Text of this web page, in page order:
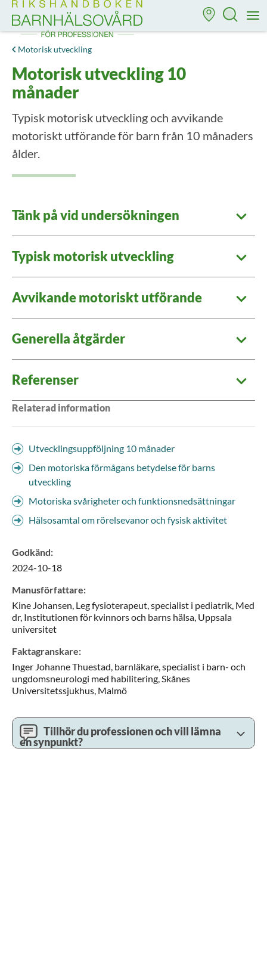
Till startsidan för Rikshandboken i barnhälsovård
Motorisk utveckling
Motorisk utveckling 10
månader
Typisk motorisk utveckling och avvikande
motoriskt utförande för barn från 10 månaders
ålder.
Tänk på vid undersökningen
Typisk motorisk utveckling
Avvikande motoriskt utförande
Generella åtgärder
Referenser
Relaterad information
Utvecklingsuppföljning 10 månader
Den motoriska förmågans betydelse för barns
utveckling
Motoriska svårigheter och funktionsnedsättningar
Hälsosamtal om rörelsevanor och fysisk aktivitet
Godkänd:
2024-10-18
Manusförfattare:
Kine Johansen, Leg fysioterapeut, specialist i pediatrik, Med
dr, Institutionen för kvinnors och barns hälsa, Uppsala
universitet
Faktagranskare:
Inger JohanneThuestad, barnläkare, specialist i barn- och
ungdomsneurologi med habilitering,Skånes
Universitetssjukhus, Malmö
Tillhör du professionen och vill lämna
en synpunkt?